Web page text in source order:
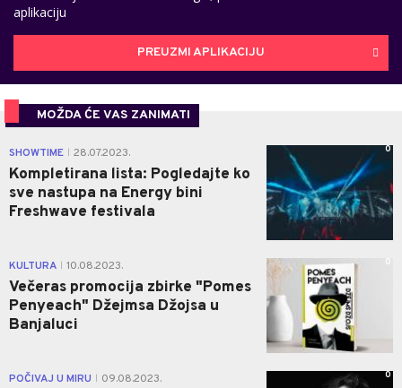
aplikaciju
PREUZMI APLIKACIJU
MOŽDA ĆE VAS ZANIMATI
SHOWTIME 28.07.2023.
Kompletirana lista: Pogledajte ko
sve nastupa na Energy bini
Freshwave festivala
0
KULTURA 10.08.2023.
Večeras promocija zbirke "Pomes
Penyeach" Džejmsa Džojsa u
Banjaluci
0
POČIVAJ U MIRU 09.08.2023. 0